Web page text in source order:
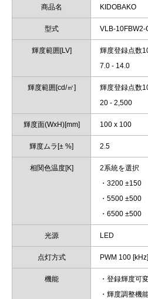
商品名 KIDOBAKO
型式 VLB-10FBW2-
輝度範囲[LV]
輝度登録点数
7.0 - 14.0
輝度範囲[cd/㎡]
輝度登録点数
20 - 2,500
輝度面(WxH)[mm] 100 x 100
輝度ムラ[± %] 2.5
相関色温度[K]
2系統を選択
・3200 ±150
・5500 ±500
・6500 ±500
光源 LED
点灯方式 PWM 100
機能
・登録輝度可
・輝度調整機